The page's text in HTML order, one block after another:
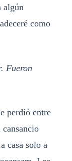
algún
como
Fueron
perdió entre
casa solo a